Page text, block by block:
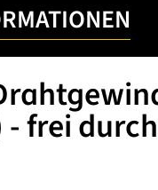
- frei